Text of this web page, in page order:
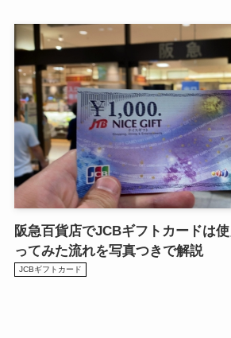
阪急百貨店でJCBギフトカードは
ってみた流れを写真つきで解説
JCBギフトカード